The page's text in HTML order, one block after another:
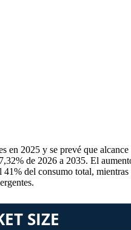
2025 y se prevé que
de 2026 a 2035. El
del consumo total,